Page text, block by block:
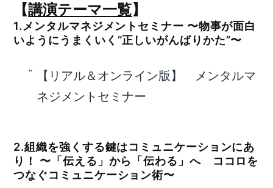
【講演テーマ一覧】
1.メンタルマネジメントセミナー 〜物事が面白
いようにうまくいく“正しいがんばりかた”〜
【リアル＆オンライン版】 メンタルマ
ネジメントセミナー
2.組織を強くする鍵はコミュニケーションにあ
り！ 〜「伝える」から「伝わる」へ ココロを
つなぐコミュニケーション術〜